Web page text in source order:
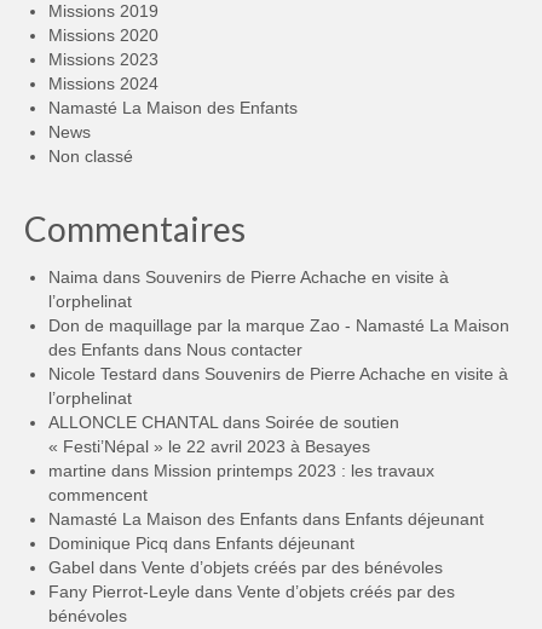
Missions 2019
Missions 2020
Missions 2023
Missions 2024
Namasté La Maison des Enfants
News
Non classé
Commentaires
Naima dans Souvenirs de Pierre Achache en visite à
l’orphelinat
Don de maquillage par la marque Zao - Namasté La Maison
des Enfants dans Nous contacter
Nicole Testard dans Souvenirs de Pierre Achache en visite à
l’orphelinat
ALLONCLE CHANTAL dans Soirée de soutien
« Festi’Népal » le 22 avril 2023 à Besayes
martine dans Mission printemps 2023 : les travaux
commencent
Namasté La Maison des Enfants dans Enfants déjeunant
Dominique Picq dans Enfants déjeunant
Gabel dans Vente d’objets créés par des bénévoles
Fany Pierrot-Leyle dans Vente d’objets créés par des
bénévoles